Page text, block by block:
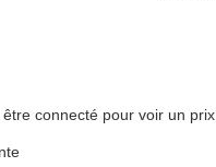
connecté pour voir un prix.